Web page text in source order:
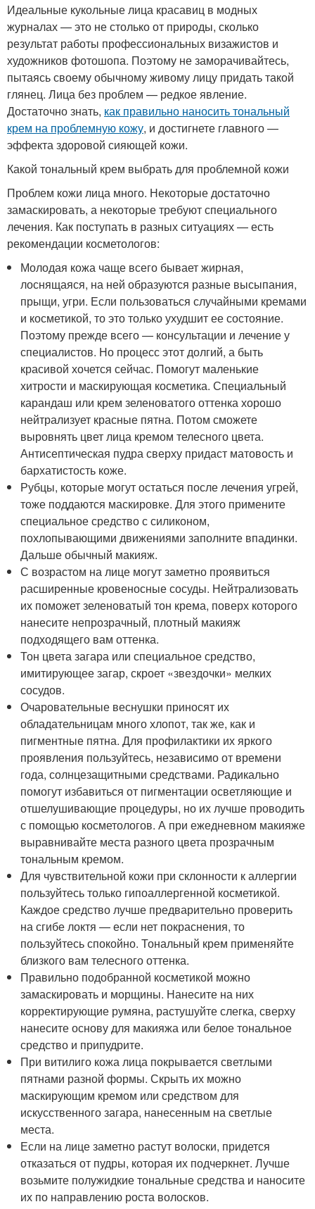
Идеальные кукольные лица красавиц в модных
журналах — это не столько от природы, сколько
результат работы профессиональных визажистов и
художников фотошопа. Поэтому не заморачивайтесь,
пытаясь своему обычному живому лицу придать такой
глянец. Лица без проблем — редкое явление.
Достаточно знать, как правильно наносить тональный
крем на проблемную кожу, и достигнете главного —
эффекта здоровой сияющей кожи.
Какой тональный крем выбрать для проблемной кожи
Проблем кожи лица много. Некоторые достаточно
замаскировать, а некоторые требуют специального
лечения. Как поступать в разных ситуациях — есть
рекомендации косметологов:
Молодая кожа чаще всего бывает жирная,
лоснящаяся, на ней образуются разные высыпания,
прыщи, угри. Если пользоваться случайными кремами
и косметикой, то это только ухудшит ее состояние.
Поэтому прежде всего — консультации и лечение у
специалистов. Но процесс этот долгий, а быть
красивой хочется сейчас. Помогут маленькие
хитрости и маскирующая косметика. Специальный
карандаш или крем зеленоватого оттенка хорошо
нейтрализует красные пятна. Потом сможете
выровнять цвет лица кремом телесного цвета.
Антисептическая пудра сверху придаст матовость и
бархатистость коже.
Рубцы, которые могут остаться после лечения угрей,
тоже поддаются маскировке. Для этого примените
специальное средство с силиконом,
похлопывающими движениями заполните впадинки.
Дальше обычный макияж.
С возрастом на лице могут заметно проявиться
расширенные кровеносные сосуды. Нейтрализовать
их поможет зеленоватый тон крема, поверх которого
нанесите непрозрачный, плотный макияж
подходящего вам оттенка.
Тон цвета загара или специальное средство,
имитирующее загар, скроет «звездочки» мелких
сосудов.
Очаровательные веснушки приносят их
обладательницам много хлопот, так же, как и
пигментные пятна. Для профилактики их яркого
проявления пользуйтесь, независимо от времени
года, солнцезащитными средствами. Радикально
помогут избавиться от пигментации осветляющие и
отшелушивающие процедуры, но их лучше проводить
с помощью косметологов. А при ежедневном макияже
выравнивайте места разного цвета прозрачным
тональным кремом.
Для чувствительной кожи при склонности к аллергии
пользуйтесь только гипоаллергенной косметикой.
Каждое средство лучше предварительно проверить
на сгибе локтя — если нет покраснения, то
пользуйтесь спокойно. Тональный крем применяйте
близкого вам телесного оттенка.
Правильно подобранной косметикой можно
замаскировать и морщины. Нанесите на них
корректирующие румяна, растушуйте слегка, сверху
нанесите основу для макияжа или белое тональное
средство и припудрите.
При витилиго кожа лица покрывается светлыми
пятнами разной формы. Скрыть их можно
маскирующим кремом или средством для
искусственного загара, нанесенным на светлые
места.
Если на лице заметно растут волоски, придется
отказаться от пудры, которая их подчеркнет. Лучше
возьмите полужидкие тональные средства и наносите
их по направлению роста волосков.